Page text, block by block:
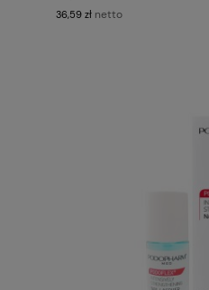
36,59 zł netto